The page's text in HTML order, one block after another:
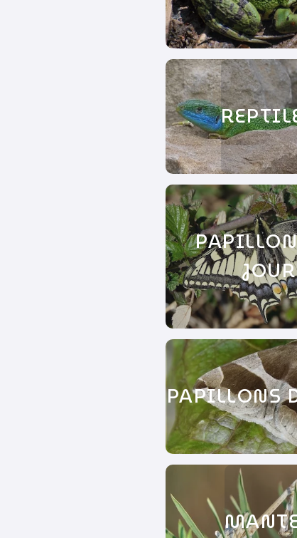
JOUR
PAPILLONS